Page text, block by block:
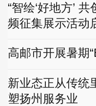
“智绘‘好地方’
频征集展示活动
高邮市开展暑期
新业态正从传统
塑扬州服务业